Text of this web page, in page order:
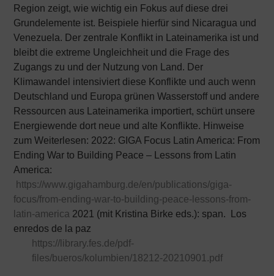
Region zeigt, wie wichtig ein Fokus auf diese drei
Grundelemente ist. Beispiele hierfür sind Nicaragua und
Venezuela. Der zentrale Konflikt in Lateinamerika ist und
bleibt die extreme Ungleichheit und die Frage des
Zugangs zu und der Nutzung von Land. Der
Klimawandel intensiviert diese Konflikte und auch wenn
Deutschland und Europa grünen Wasserstoff und andere
Ressourcen aus Lateinamerika importiert, schürt unsere
Energiewende dort neue und alte Konflikte. Hinweise
zum Weiterlesen: 2022: GIGA Focus Latin America: From
Ending War to Building Peace – Lessons from Latin
America:
https://www.gigahamburg.de/en/publications/giga-
focus/from-ending-war-to-building-peace-lessons-from-
latin-america 2021 (mit Kristina Birke eds.): span. Los
enredos de la paz
https://library.fes.de/pdf-
files/bueros/kolumbien/18212-20210901.pdf